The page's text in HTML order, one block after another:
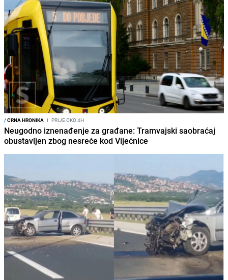
/CRNA HRONIKA I PRIJE OKO 4H
Neugodno iznenađenje za građane: Tramvajski saobraćaj
obustavljen zbog nesreće kod Vijećnice